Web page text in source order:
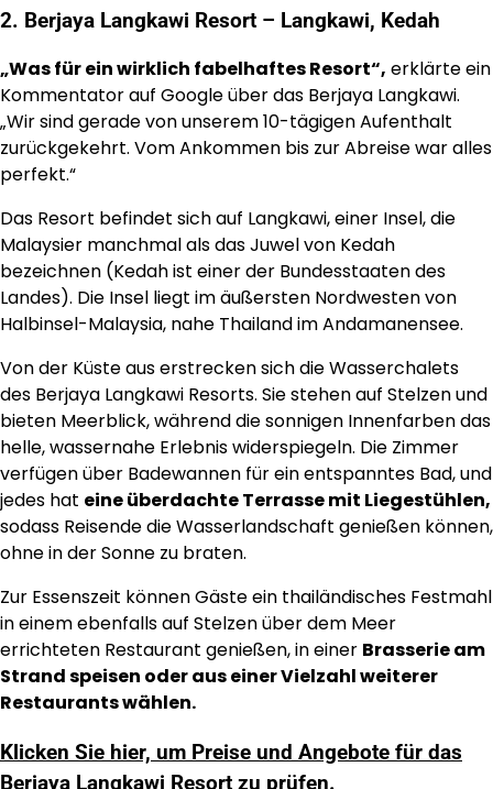
2. Berjaya Langkawi Resort – Langkawi, Kedah
„Was für ein wirklich fabelhaftes Resort“, erklärte ein
Kommentator auf Google über das Berjaya Langkawi.
„Wir sind gerade von unserem 10-tägigen Aufenthalt
zurückgekehrt. Vom Ankommen bis zur Abreise war alles
perfekt.“
Das Resort befindet sich auf Langkawi, einer Insel, die
Malaysier manchmal als das Juwel von Kedah
bezeichnen (Kedah ist einer der Bundesstaaten des
Landes). Die Insel liegt im äußersten Nordwesten von
Halbinsel-Malaysia, nahe Thailand im Andamanensee.
Von der Küste aus erstrecken sich die Wasserchalets
des Berjaya Langkawi Resorts. Sie stehen auf Stelzen und
bieten Meerblick, während die sonnigen Innenfarben das
helle, wassernahe Erlebnis widerspiegeln. Die Zimmer
verfügen über Badewannen für ein entspanntes Bad, und
jedes hat eine überdachte Terrasse mit Liegestühlen,
sodass Reisende die Wasserlandschaft genießen können,
ohne in der Sonne zu braten.
Zur Essenszeit können Gäste ein thailändisches Festmahl
in einem ebenfalls auf Stelzen über dem Meer
errichteten Restaurant genießen, in einer Brasserie am
Strand speisen oder aus einer Vielzahl weiterer
Restaurants wählen.
Klicken Sie hier, um Preise und Angebote für das
Berjaya Langkawi Resort zu prüfen.